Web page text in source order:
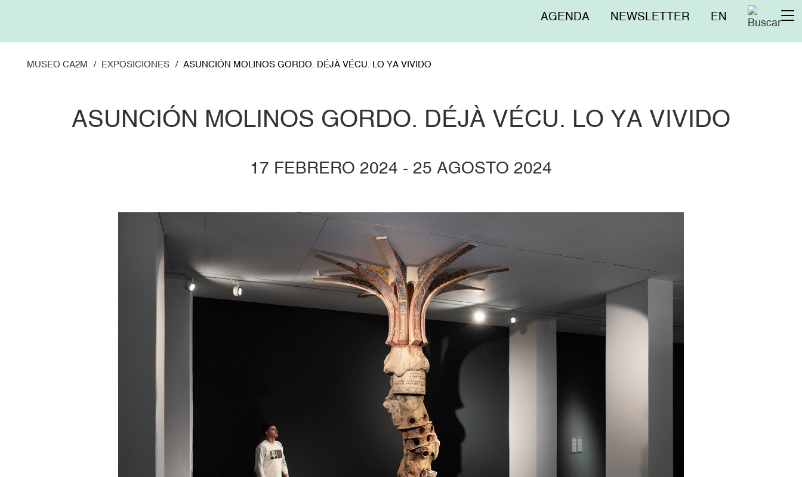
Menú
AGENDA NEWSLETTER EN
MUSEO CA2M EXPOSICIONES ASUNCIÓN MOLINOS GORDO. DÉJÀ VÉCU. LO YA VIVIDO
ASUNCIÓN MOLINOS GORDO. DÉJÀ VÉCU. LO YA VIVIDO
17 FEBRERO 2024 - 25 AGOSTO 2024